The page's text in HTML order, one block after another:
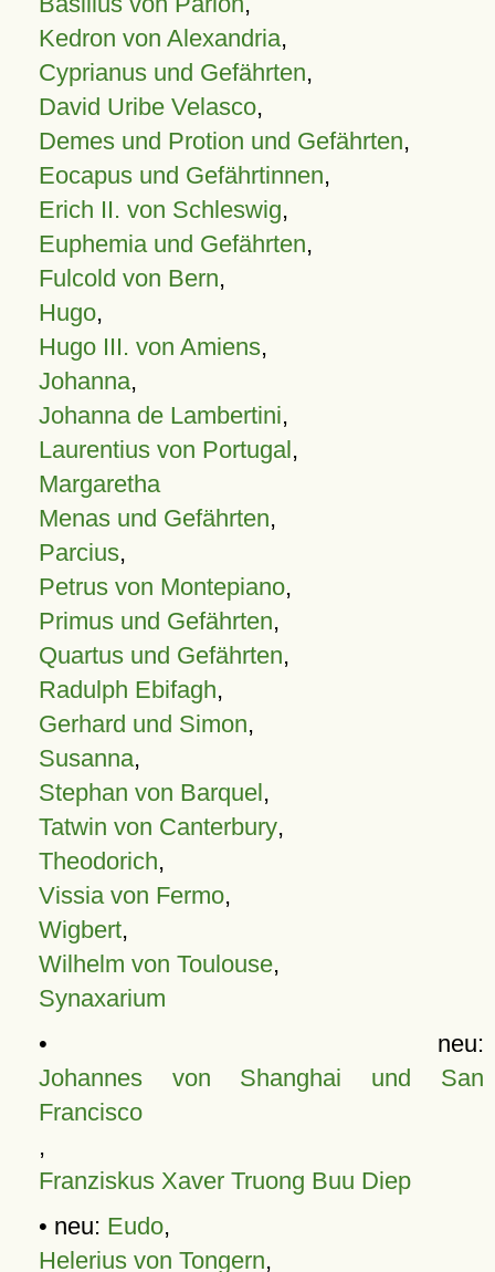
Kedron von Alexandria,
Cyprianus und Gefährten,
David Uribe Velasco,
Demes und Protion und Gefährten,
Eocapus und Gefährtinnen,
Erich II. von Schleswig,
Euphemia und Gefährten,
Fulcold von Bern,
Hugo,
Hugo III. von Amiens,
Johanna,
Johanna de Lambertini,
Laurentius von Portugal,
Margaretha
Menas und Gefährten,
Parcius,
Petrus von Montepiano,
Primus und Gefährten,
Quartus und Gefährten,
Radulph Ebifagh,
Gerhard und Simon,
Susanna,
Stephan von Barquel,
Tatwin von Canterbury,
Theodorich,
Vissia von Fermo,
Wigbert,
Wilhelm von Toulouse,
Synaxarium
• neu:
Johannes von Shanghai und San
Francisco
,
Franziskus Xaver Truong Buu Diep
• neu: Eudo,
Helerius von Tongern,